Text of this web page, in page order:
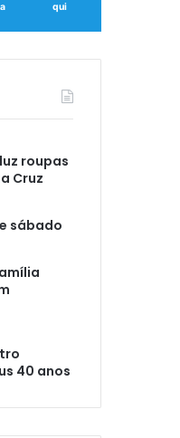
qui
roupas
Cruz
sábado
40 anos